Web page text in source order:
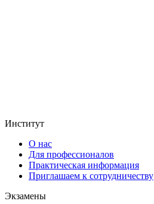
Институт
О нас
Для профессионалов
Практическая информация
Приглашаем к сотрудничеству
Экзамены